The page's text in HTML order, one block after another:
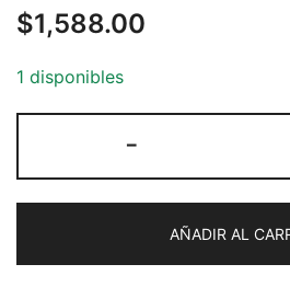
$1,588.00
1 disponibles
-
Perla
1.1
cm
AÑADIR AL